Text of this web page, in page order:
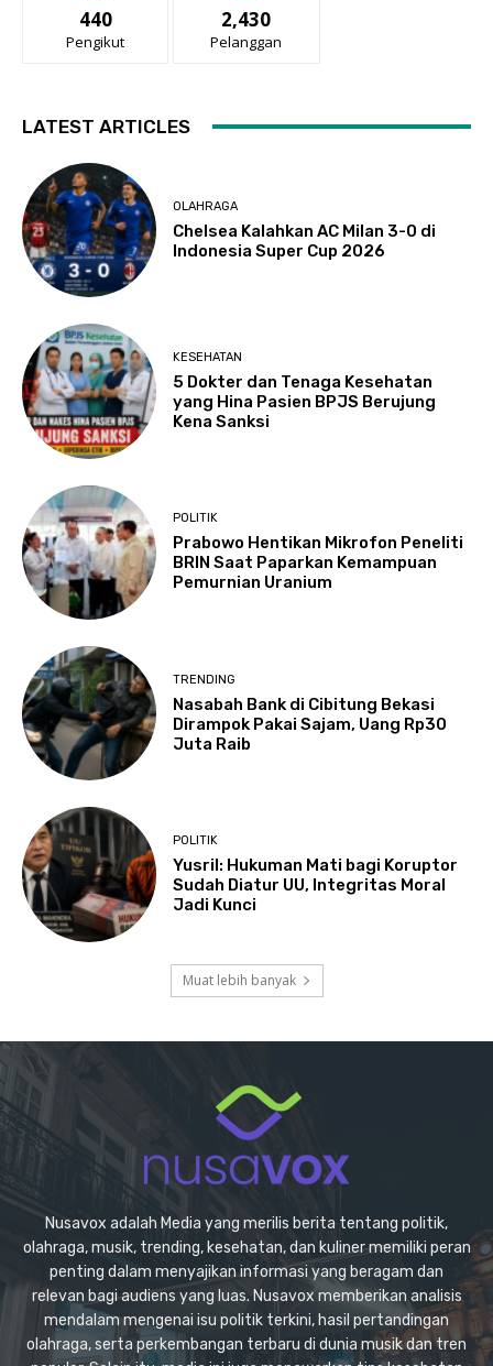
440
Pengikut
2,430
Pelanggan
LATEST ARTICLES
OLAHRAGA
Chelsea Kalahkan AC Milan 3-0 di
Indonesia Super Cup 2026
KESEHATAN
5 Dokter dan Tenaga Kesehatan
yang Hina Pasien BPJS Berujung
Kena Sanksi
POLITIK
Prabowo Hentikan Mikrofon Peneliti
BRIN Saat Paparkan Kemampuan
Pemurnian Uranium
TRENDING
Nasabah Bank di Cibitung Bekasi
Dirampok Pakai Sajam, Uang Rp30
Juta Raib
POLITIK
Yusril: Hukuman Mati bagi Koruptor
Sudah Diatur UU, Integritas Moral
Jadi Kunci
Muat lebih banyak
Nusavox adalah Media yang merilis berita tentang politik,
olahraga, musik, trending, kesehatan, dan kuliner memiliki peran
penting dalam menyajikan informasi yang beragam dan
relevan bagi audiens yang luas. Nusavox memberikan analisis
mendalam mengenai isu politik terkini, hasil pertandingan
olahraga, serta perkembangan terbaru di dunia musik dan tren